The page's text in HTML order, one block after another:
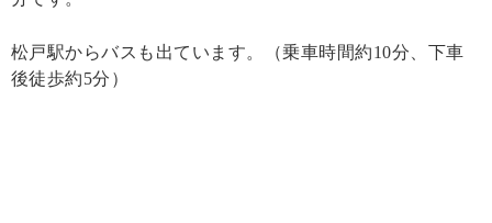
松戸駅からバスも出ています。（乗車時間約10分、下車
後徒歩約5分）